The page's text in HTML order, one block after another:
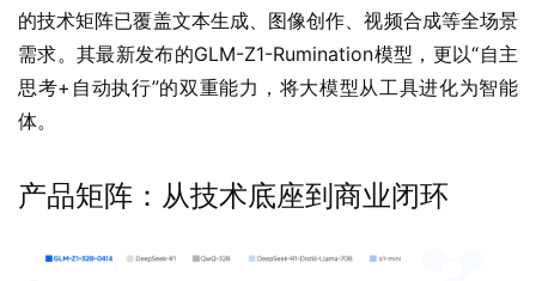
的技术矩阵已覆盖文本生成、图像创作、视频合成等全场景
需求。其最新发布的GLM-Z1-Rumination模型，更以“自主
思考+自动执行”的双重能力，将大模型从工具进化为智能
体。
产品矩阵：从技术底座到商业闭环